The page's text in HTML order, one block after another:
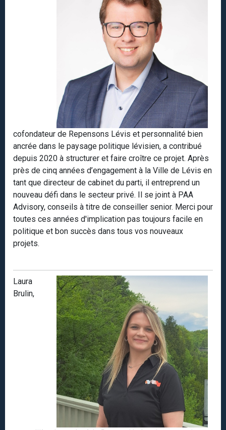
cofondateur de Repensons Lévis et personnalité bien
ancrée dans le paysage politique lévisien, a contribué
depuis 2020 à structurer et faire croître ce projet. Après
près de cinq années d’engagement à la Ville de Lévis en
tant que directeur de cabinet du parti, il entreprend un
nouveau défi dans le secteur privé. Il se joint à PAA
Advisory, conseils à titre de conseiller senior. Merci pour
toutes ces années d'implication pas toujours facile en
politique et bon succès dans tous vos nouveaux
projets.
Laura
Brulin,